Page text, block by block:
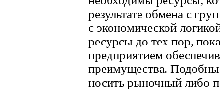
результате обмена с
с экономической
ресурсы до тех пор,
предприятием
преимущества.
носить рыночный либо